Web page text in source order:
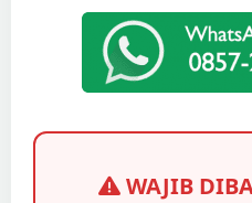
WAJIB